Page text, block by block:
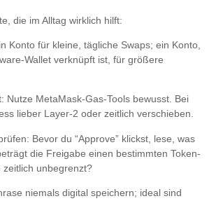
die im Alltag wirklich hilft:
Konto für kleine, tägliche Swaps; ein Konto,
Wallet verknüpft ist, für größere
Nutze MetaMask-Gas-Tools bewusst. Bei
lieber Layer-2 oder zeitlich verschieben.
Bevor du “Approve” klickst, lese, was
die Freigabe einen bestimmten Token-
unbegrenzt?
niemals digital speichern; ideal sind